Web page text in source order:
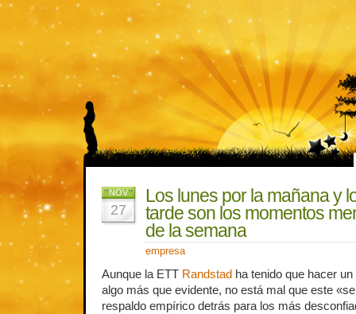
NOV
27
Los lunes por la mañana y
tarde son los momentos
de la semana
empresa
Aunque la ETT Randstad ha tenido que hacer
algo más que evidente, no está mal que este
respaldo empírico detrás para los más